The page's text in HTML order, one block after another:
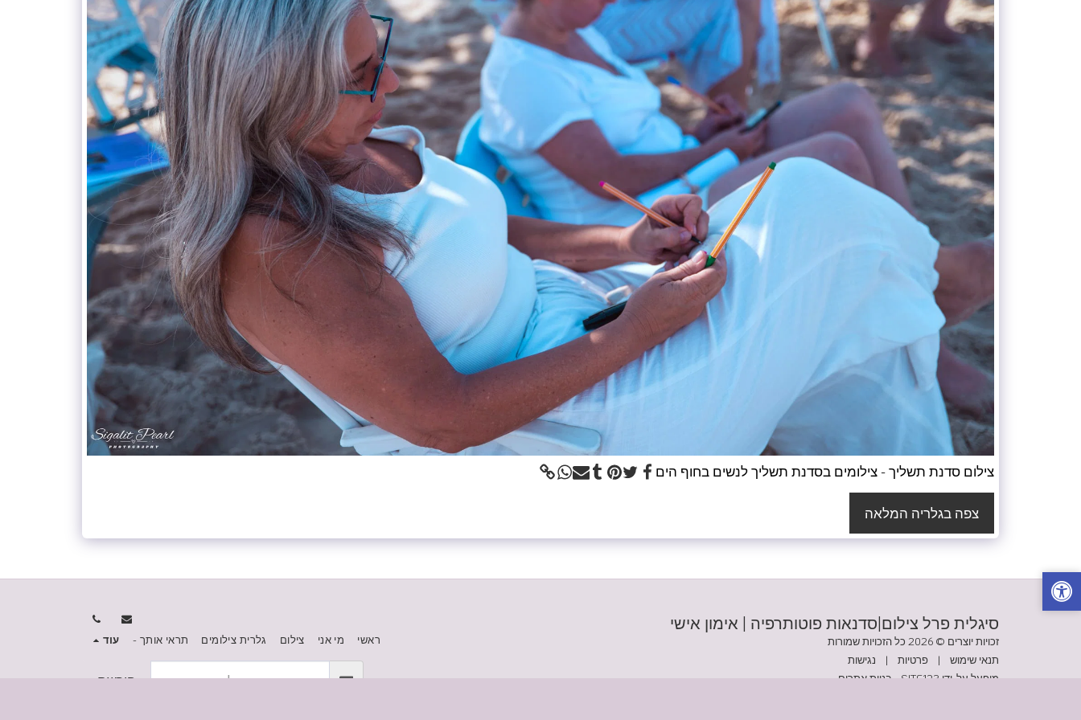
צילום סדנת תשליך - צילומים בסדנת תשליך לנשים בחוף הים
צפה בגלריה המלאה
סיגלית פרל צילום|סדנאות פוטותרפיה | אימון אישי
זכויות יוצרים © 2026 כל הזכויות שמורות
תנאי שימוש | פרטיות | נגישות
מופעל על-ידי SITE123 בניית אתרים
ראשי מי אני צילום גלרית צילומים תראי אותך - עוד
הירשם